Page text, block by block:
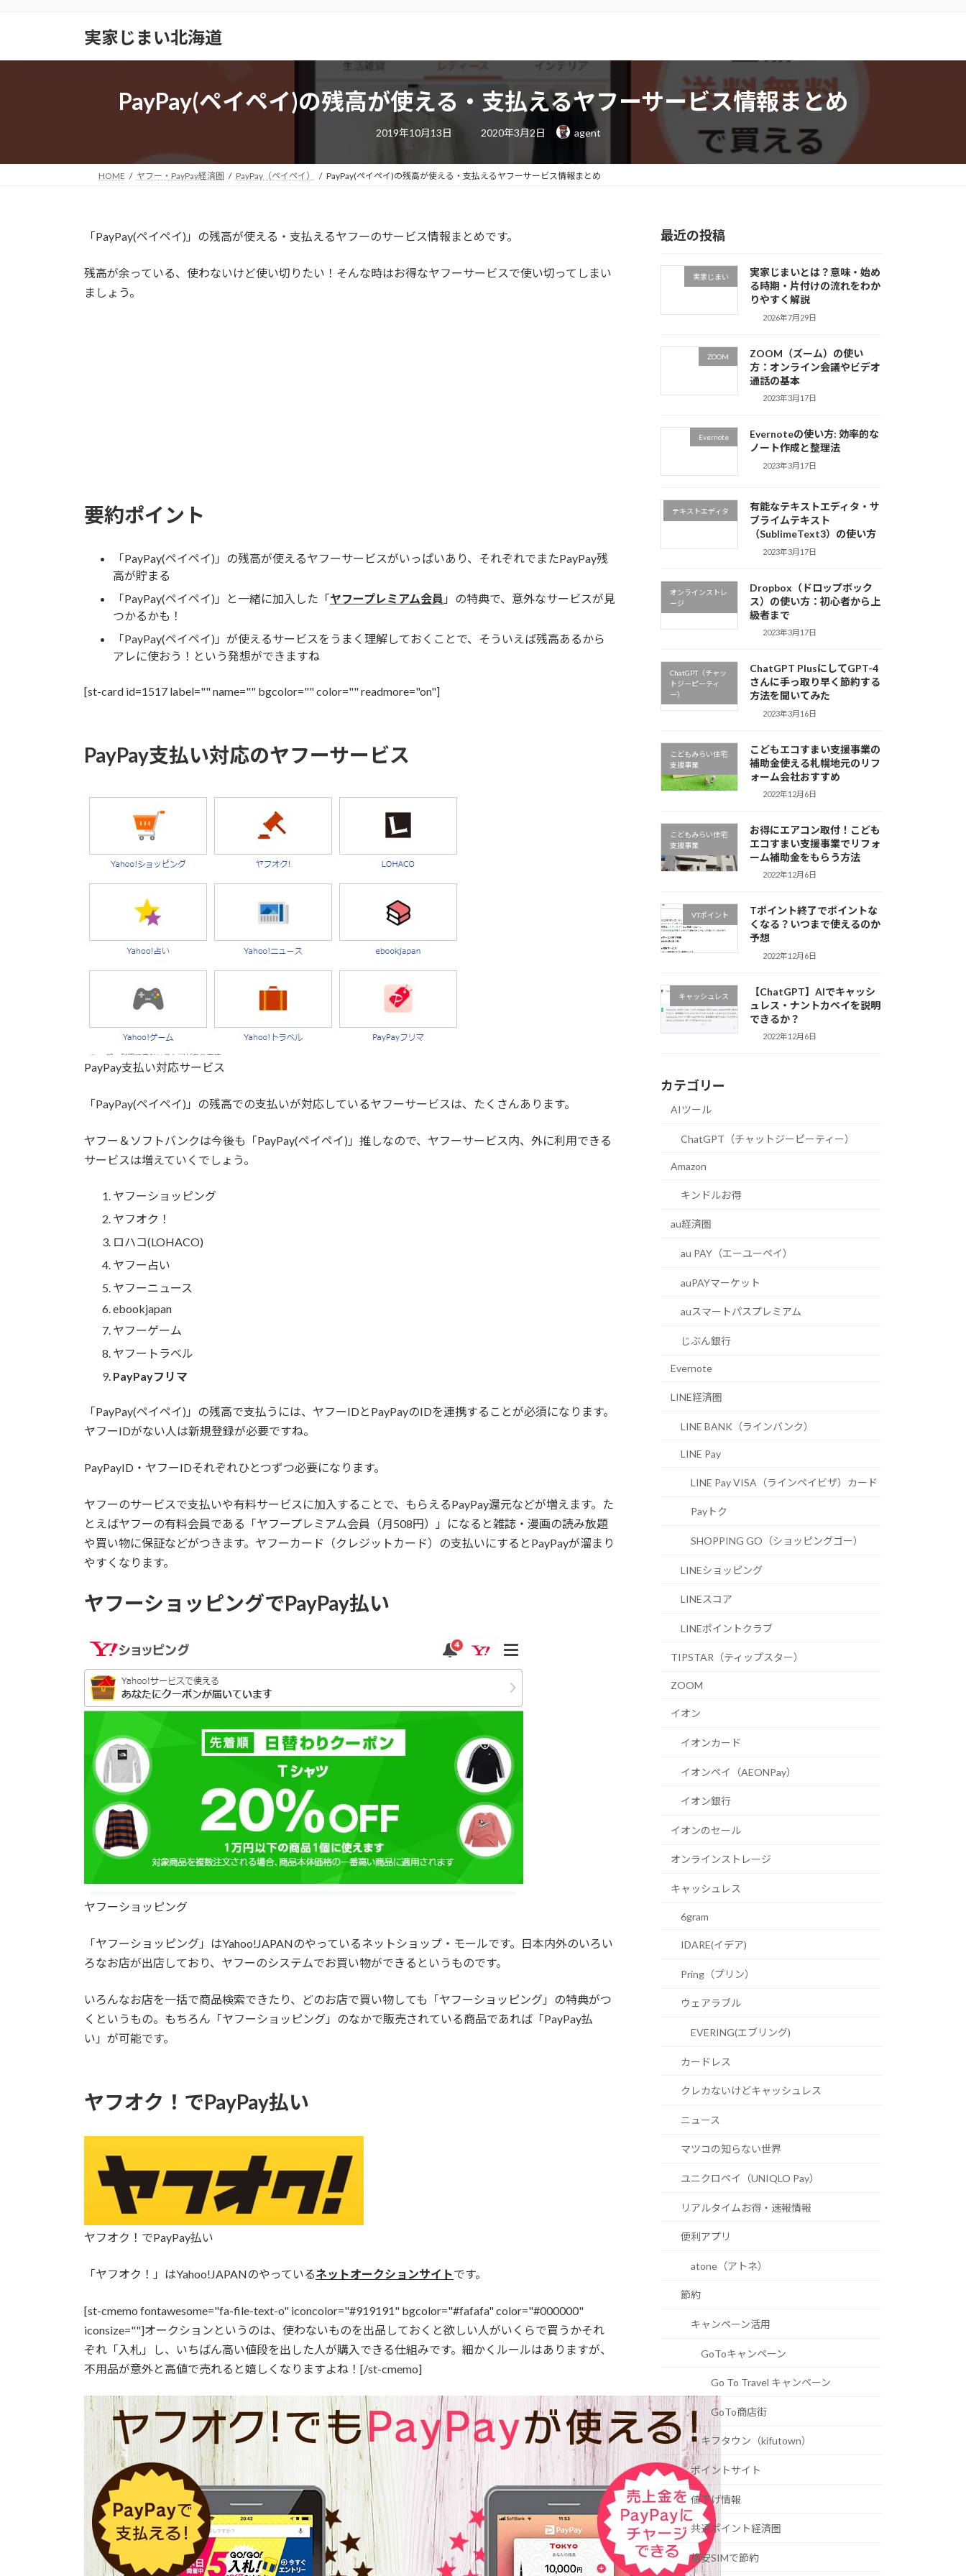
ン
プ
ー
動
実家じまい北海道
PayPay(ペイペイ)の残高が使える・支払えるヤフーサービス情報まとめ
2019年10月13日
最
終
日
時
2020年3月2日 agent
HOME ヤフー・PayPay経済圏 PayPay（ペイペイ） PayPay(ペイペイ)の残高が使える・支払えるヤフーサービス情報まとめ
「PayPay(ペイペイ) 」の残高が使える・支払えるヤフーのサービス情報まとめです。
残高が余っている、使わないけど使い切りたい！そんな時はお得なヤフーサービスで使い切ってしまい
ましょう。
要約ポイント
「PayPay(ペイペイ) 」の残高が使えるヤフーサービスがいっぱいあり、それぞれでまたPayPay残
高が貯まる
「PayPay(ペイペイ) 」と一緒に加入した「ヤフープレミアム会員 」の特典で、意外なサービスが見
つかるかも！
「PayPay(ペイペイ) 」が使えるサービスをうまく理解しておくことで、そういえば残高あるから
アレに使おう！という発想ができますね
[st-card id=1517 label="" name="" bgcolor="" color="" readmore="on"]
PayPay支払い対応のヤフーサービス
PayPay支払い対応サービス
「PayPay(ペイペイ) 」の残高での支払いが対応しているヤフーサービスは、たくさんあります。
ヤフー＆ソフトバンクは今後も「PayPay(ペイペイ) 」推しなので、ヤフーサービス内、外に利用できる
サービスは増えていくでしょう。
ヤフーショッピング
ヤフオク！
ロハコ(LOHACO)
ヤフー占い
ヤフーニュース
ebookjapan
ヤフーゲーム
ヤフートラベル
PayPayフリマ
「PayPay(ペイペイ) 」の残高で支払うには、ヤフーIDとPayPayのIDを連携することが必須になります。
ヤフーIDがない人は新規登録が必要ですね。
PayPayID・ヤフーIDそれぞれひとつずつ必要になります。
ヤフーのサービスで支払いや有料サービスに加入することで、もらえるPayPay還元などが増えます。た
とえばヤフーの有料会員である「ヤフープレミアム会員（月508円）」になると雑誌・漫画の読み放題
や買い物に保証などがつきます。ヤフーカード（クレジットカード）の支払いにするとPayPayが溜まり
やすくなります。
ヤフーショッピングでPayPay払い
ヤフーショッピング
「ヤフーショッピング 」はYahoo!JAPANのやっているネットショップ・モールです。日本内外のいろい
ろなお店が出店しており、ヤフーのシステムでお買い物ができるというものです。
いろんなお店を一括で商品検索できたり、どのお店で買い物しても「ヤフーショッピング 」の特典がつ
くというもの。もちろん「ヤフーショッピング 」のなかで販売されている商品であれば「PayPay払
い」が可能です。
ヤフオク！でPayPay払い
ヤフオク！でPayPay払い
「ヤフオク！ 」はYahoo!JAPANのやっているネットオークションサイトです。
[st-cmemo fontawesome="fa-file-text-o" iconcolor="#919191" bgcolor="#fafafa" color="#000000"
iconsize=""]オークションというのは、使わないものを出品しておくと欲しい人がいくらで買うかそれ
ぞれ「入札」し、いちばん高い値段を出した人が購入できる仕組みです。細かくルールはありますが、
不用品が意外と高値で売れると嬉しくなりますよね！[/st-cmemo]
最近の投稿
実家じまい
実家じまいとは？意味・始め
る時期・片付けの流れをわか
りやすく解説
2026年7月29日
ZOOM
ZOOM（ズーム）の使い
方：オンライン会議やビデオ
通話の基本
2023年3月17日
Evernote
Evernoteの使い方: 効率的な
ノート作成と整理法
2023年3月17日
テキストエディタ
有能なテキストエディタ・サ
ブライムテキスト
（SublimeText3）の使い方
2023年3月17日
オンラインストレ
ージ
Dropbox（ドロップボック
ス）の使い方：初心者から上
級者まで
2023年3月17日
ChatGPT（チャッ
トジーピーティ
ー）
ChatGPT PlusにしてGPT-4
さんに手っ取り早く節約する
方法を聞いてみた
2023年3月16日
こどもみらい住宅
支援事業
こどもエコすまい支援事業の
補助金使える札幌地元のリフ
ォーム会社おすすめ
2022年12月6日
こどもみらい住宅
支援事業
お得にエアコン取付！こども
エコすまい支援事業でリフォ
ーム補助金をもらう方法
2022年12月6日
VTポイント
Tポイント終了でポイントな
くなる？いつまで使えるのか
予想
2022年12月6日
キャッシュレス
【ChatGPT】AIでキャッシ
ュレス・ナントカペイを説明
できるか？
2022年12月6日
カテゴリー
AIツール
ChatGPT（チャットジーピーティー）
Amazon
キンドルお得
au経済圏
au PAY（エーユーペイ）
auPAYマーケット
auスマートパスプレミアム
じぶん銀行
Evernote
LINE経済圏
LINE BANK（ラインバンク）
LINE Pay
LINE Pay VISA（ラインペイビザ）カード
Payトク
SHOPPING GO（ショッピングゴー）
LINEショッピング
LINEスコア
LINEポイントクラブ
TIPSTAR（ティップスター）
ZOOM
イオン
イオンカード
イオンペイ（AEONPay）
イオン銀行
イオンのセール
オンラインストレージ
キャッシュレス
6gram
IDARE(イデア)
Pring（プリン）
ウェアラブル
EVERING(エブリング)
カードレス
クレカないけどキャッシュレス
ニュース
マツコの知らない世界
ユニクロペイ（UNIQLO Pay）
リアルタイムお得・速報情報
便利アプリ
atone（アトネ）
節約
キャンペーン活用
GoToキャンペーン
Go To Travel キャンペーン
GoTo商店街
キフタウン（kifutown）
ポイントサイト
値下げ情報
共通ポイント経済圏
格安SIMで節約